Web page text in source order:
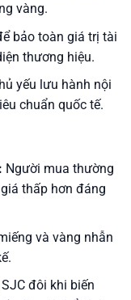
vàng.
bảo toàn giá trị tài
thương hiệu.
yếu lưu hành nội
chuẩn quốc tế.
Người mua thường
thấp hơn đáng
và vàng nhẫn
đôi khi biến